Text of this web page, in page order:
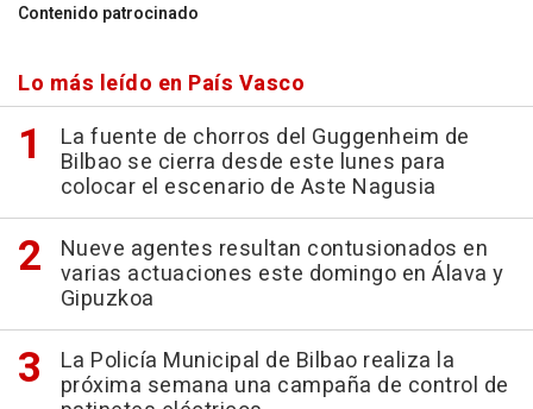
Contenido patrocinado
Lo más leído en País Vasco
La fuente de chorros del Guggenheim de
Bilbao se cierra desde este lunes para
colocar el escenario de Aste Nagusia
Nueve agentes resultan contusionados en
varias actuaciones este domingo en Álava y
Gipuzkoa
La Policía Municipal de Bilbao realiza la
próxima semana una campaña de control de